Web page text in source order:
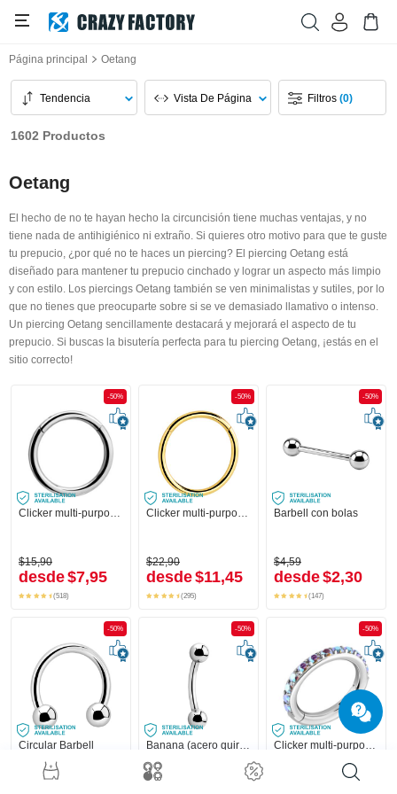
Página principal Oetang
Tendencia Vista De Página Filtros(0)
1602 Productos
Oetang
El hecho de no te hayan hecho la circuncisión tiene muchas ventajas, y no
tiene nada de antihigiénico ni extraño. Si quieres otro motivo para que te guste
tu prepucio, ¿por qué no te haces un piercing? El piercing Oetang está
diseñado para mantener tu prepucio cinchado y lograr un aspecto más limpio
y con estilo. Los piercings Oetang también se ven minimalistas y sutiles, por lo
que no tienes que preocuparte sobre si se ve demasiado llamativo o intenso.
Un piercing Oetang sencillamente destacará y mejorará el aspecto de tu
prepucio. Si buscas la bisutería perfecta para tu piercing Oetang, ¡estás en el
sitio correcto!
-50%
Clicker multi-purpose (acero quirúrgico, plateado, acabado brillante)
$15,90
desde$7,95
(518)
-50%
Clicker multi-purpose (acero quirúrgico, chapado en oro, acabado brillante)
$22,90
desde$11,45
(295)
-50%
Barbell con bolas
$4,59
desde$2,30
(147)
-50%
Circular Barbell
-50%
Banana (acero quirúrgico, plateado, acabado brillante) con bolas
-50%
Clicker multi-purpose (acero quirúrgico, plateado, acabado brillante) con brillantes